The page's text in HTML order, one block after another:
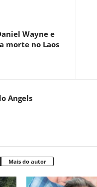
Wayne e
morte no Laos
Angels
Mais do autor